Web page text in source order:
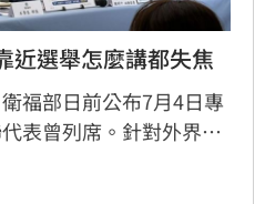
近選舉怎麼講都失焦
福部日前公布7月4日專
表曾列席。針對外界質
維還原現場，強調專家